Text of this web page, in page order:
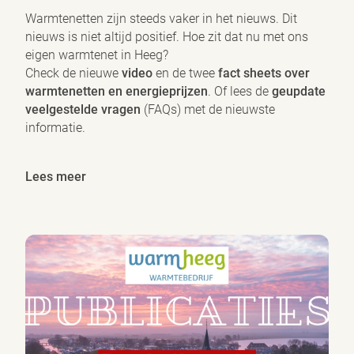
Warmtenetten zijn steeds vaker in het nieuws. Dit
nieuws is niet altijd positief. Hoe zit dat nu met ons
eigen warmtenet in Heeg?
Check de nieuwe video en de twee fact sheets over
warmtenetten en energieprijzen. Of lees de geupdate
veelgestelde vragen (FAQs) met de nieuwste
informatie.
Lees meer